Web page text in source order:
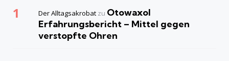
Der Alltagsakrobat zu Otowaxol
Erfahrungsbericht – Mittel gegen
verstopfte Ohren